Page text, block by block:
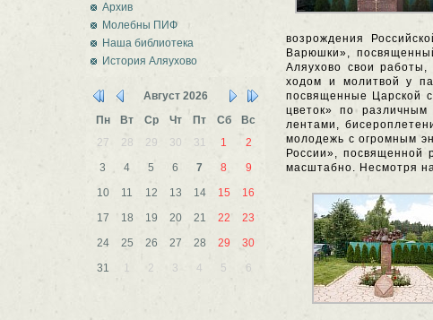
Архив
Молебны ПИФ
Наша библиотека
История Аляухово
Август 2026
Пн
Вт Ср Чт Пт Сб
Вс
27
28 29 30 31 1
2
3
4 5 6 7 8
9
10
11 12 13 14 15
16
17
18 19 20 21 22
23
24
25 26 27 28 29
30
31
1 2 3 4 5 6
возрождения
Варюшки»,
Аляухово свои
ходом и молитвой у
посвященные Царской
цветок» по различным
лентами,
молодежь с огромным
России», посвященной
масштабно. Несмотря